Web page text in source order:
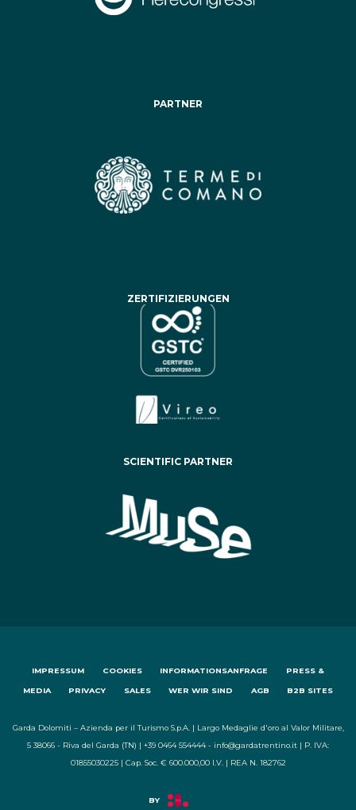
PARTNER
ZERTIFIZIERUNGEN
SCIENTIFIC PARTNER
IMPRESSUM COOKIES INFORMATIONSANFRAGE PRESS &
MEDIA PRIVACY SALES WER WIR SIND AGB B2B SITES
Garda Dolomiti – Azienda per il Turismo S.p.A. | Largo Medaglie d'oro al Valor Militare,
5 38066 - Riva del Garda (TN) | +39 0464 554444 - info@gardatrentino.it | P. IVA:
01855030225 | Cap. Soc. € 600.000,00 I.V. | REA N. 182762